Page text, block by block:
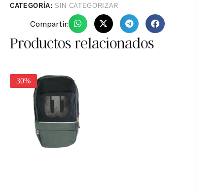
CATEGORÍA: SIN CATEGORIZAR
Compartir:
Productos relacionados
30%